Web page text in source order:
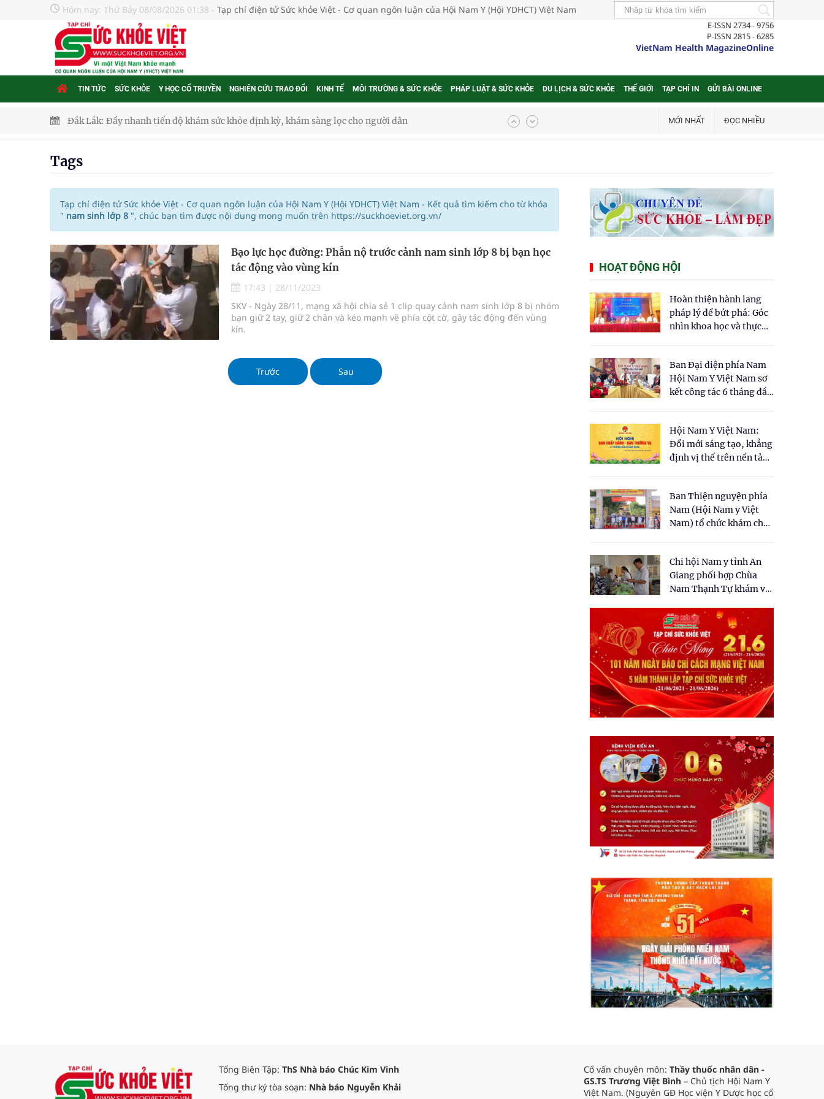
Hôm nay: Thứ Bảy 08/08/2026 01:38 - Tạp chí điện tử Sức khỏe Việt - Cơ quan ngôn luận của Hội Nam Y (Hội YDHCT) Việt Nam
E-ISSN 2734 - 9756
P-ISSN 2815 - 6285
VietNam Health MagazineOnline
TIN TỨC SỨC KHỎE Y HỌC CỔ TRUYỀN NGHIÊN CỨU TRAO ĐỔI KINH TẾ MÔI TRƯỜNG & SỨC KHỎE PHÁP LUẬT & SỨC KHỎE DU LỊCH & SỨC KHỎE THẾ GIỚI TẠP CHÍ IN GỬI BÀI ONLINE
Đắk Lắk: Đẩy nhanh tiến độ khám sức khỏe định kỳ, khám sàng lọc cho người dân
Nhiều lợi thế để nâng chất lượng y tế
Vương Thành Công: Khi việc học bắt đầu từ trải nghiệm thực tế
Chấn chỉnh hoạt động kinh doanh dược liệu
Súp lơ xanh mang đến hy vọng mới trong phòng ngừa ung thư
Tác Dụng Chống Kết Tập Tiểu Cầu Và Chống Đông Máu Của Các Loài Nhân Sâm (Panax Spp.): Tổng
Quan Bằng Chứng Dược Lý Và Cơ Chế Phân Tử
Xây dựng bản đồ mạng lưới cấp cứu ngoại viện toàn quốc
MỚI NHẤT ĐỌC NHIỀU
Tags
Tạp chí điện tử Sức khỏe Việt - Cơ quan ngôn luận của Hội Nam Y (Hội YDHCT) Việt Nam - Kết quả tìm kiếm cho từ khóa
" nam sinh lớp 8 ", chúc bạn tìm được nội dung mong muốn trên https://suckhoeviet.org.vn/
Bạo lực học đường: Phẫn nộ trước cảnh nam sinh lớp 8 bị bạn học
tác động vào vùng kín
17:43 | 28/11/2023
SKV - Ngày 28/11, mạng xã hội chia sẻ 1 clip quay cảnh nam sinh lớp 8 bị nhóm
bạn giữ 2 tay, giữ 2 chân và kéo mạnh về phía cột cờ, gây tác động đến vùng
kín.
Trước Sau
HOẠT ĐỘNG HỘI
Hoàn thiện hành lang
pháp lý để bứt phá: Góc
nhìn khoa học và thực
cho Luật Y dược cổ
truyền Việt Nam"
Ban Đại diện phía Nam
Hội Nam Y Việt Nam sơ
kết công tác 6 tháng đầu
Hội Nam Y Việt Nam:
Đổi mới sáng tạo, khẳng
định vị thế trên nền tảng
Ban Thiện nguyện phía
Nam (Hội Nam y Việt
Nam) tổ chức khám chữa
dân tại xã Tân Tập
Chi hội Nam y tỉnh An
Giang phối hợp Chùa
Nam Thạnh Tự khám và
nhân dân
Tổng Biên Tập: ThS Nhà báo Chúc Kim Vinh
Tổng thư ký tòa soạn: Nhà báo Nguyễn Khải
Cố vấn chuyên môn: Thầy thuốc nhân dân -
GS.TS Trương Việt Bình – Chủ tịch Hội Nam Y
Việt Nam. (Nguyên GĐ Học viện Y Dược học cổ